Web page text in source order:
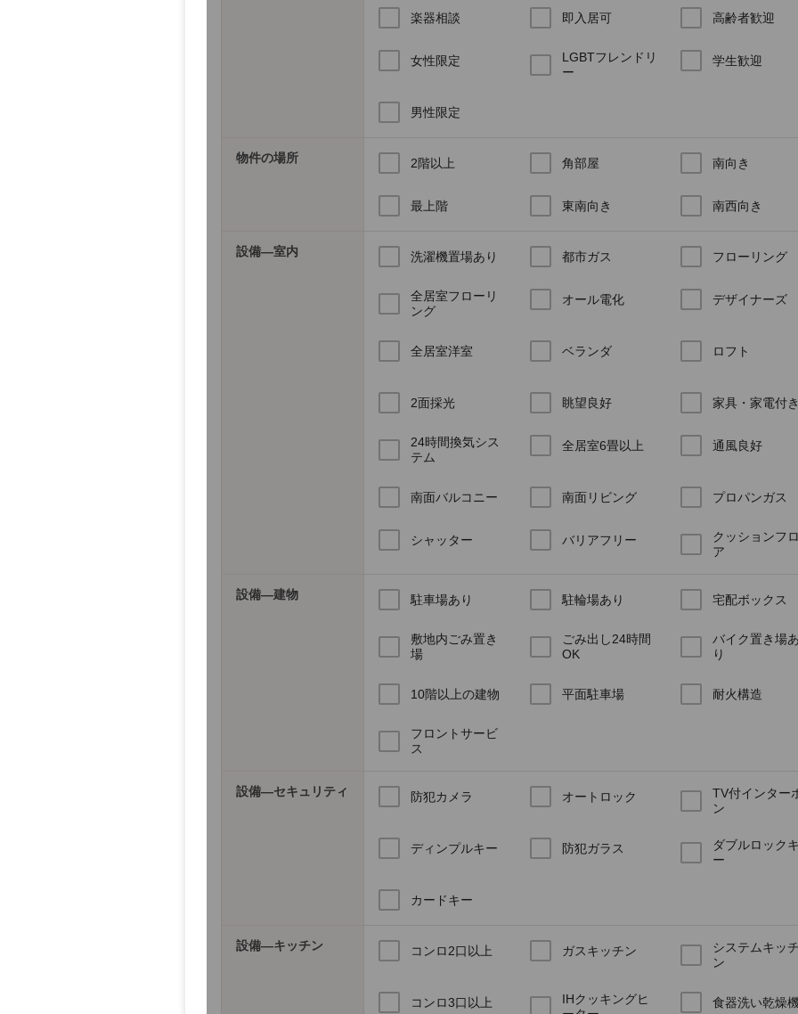
楽器相談 即入居可 高齢者歓迎
女性限定
LGBTフレンドリ
ー
学生歓迎
男性限定
物件の場所 2階以上 角部屋 南向き
最上階 東南向き 南西向き
設備―室内 洗濯機置場あり 都市ガス フローリング
全居室フローリ
ング
オール電化 デザイナーズ
全居室洋室 ベランダ ロフト
2面採光 眺望良好 家具・家電付
24時間換気シス
テム
全居室6畳以上 通風良好
南面バルコニー 南面リビング プロパンガス
シャッター バリアフリー
クッションフ
ア
設備―建物 駐車場あり 駐輪場あり 宅配ボックス
敷地内ごみ置き
場
ごみ出し24時間
OK
バイク置き場
り
10階以上の建物 平面駐車場 耐火構造
フロントサービ
ス
設備―セキュリティ 防犯カメラ オートロック
TV付インター
ン
ディンプルキー 防犯ガラス
ダブルロック
ー
カードキー
設備―キッチン コンロ2口以上 ガスキッチン
システムキッ
ン
コンロ3口以上
IHクッキングヒ
食器洗い乾燥